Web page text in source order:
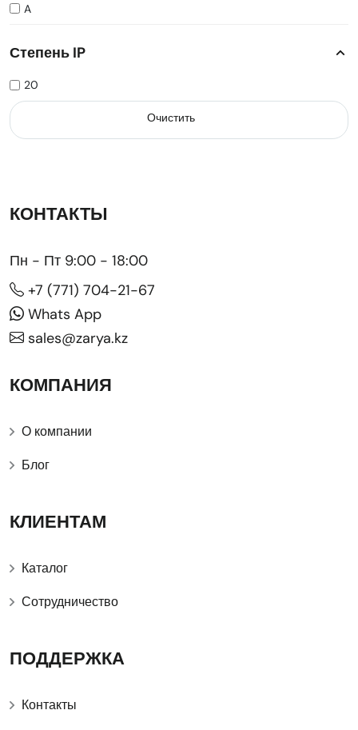
A
Степень IP
20
Очистить
КОНТАКТЫ
Пн - Пт 9:00 - 18:00
+7 (771) 704-21-67
Whats App
sales@zarya.kz
КОМПАНИЯ
О компании
Блог
КЛИЕНТАМ
Каталог
Сотрудничество
ПОДДЕРЖКА
Контакты